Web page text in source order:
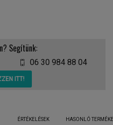
Segítünk:
06 30 984 88 04
ITT!
ÉRTÉKELÉSEK HASONLÓ